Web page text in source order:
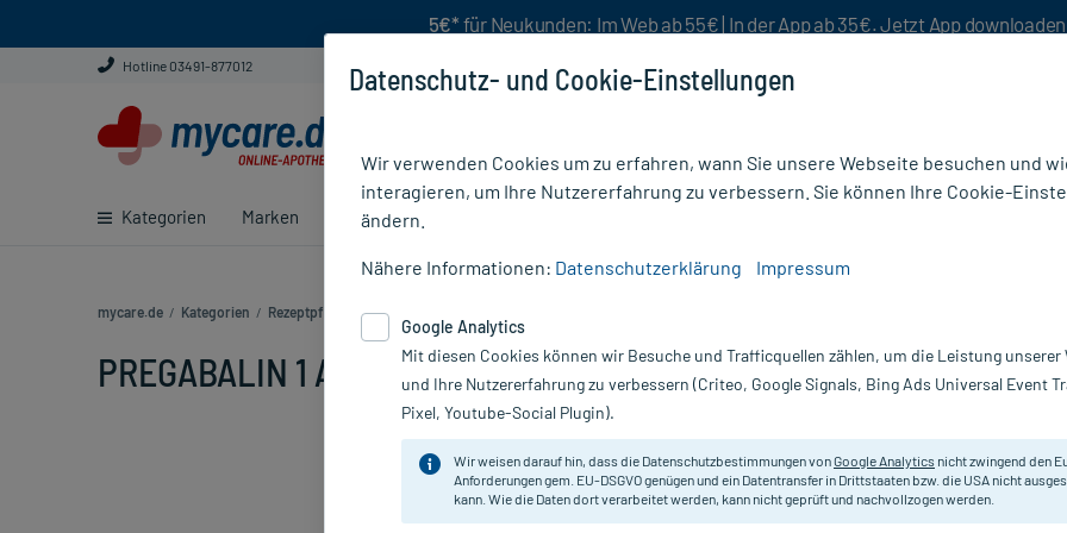
5€* für Neukunden: Im Web ab 55€ | In der App ab 35€. Jetzt App downloaden
Hotline 03491-877012
Kategorien Marken Ratgeber
mycare.de / Kategorien / Rezeptpflichtige Medikamente
PREGABALIN 1 A PHARMA200MG, 21 St PREGABALIN-1A Pharma 200 mg
Inhalt:
PZN:
Hersteller:
Datenschutz- und Cookie-Einstellungen
Wir verwenden Cookies um zu erfahren, wann Sie unsere Webseite besuchen und
interagieren, um Ihre Nutzererfahrung zu verbessern. Sie können Ihre Cookie-
ändern.
Nähere Informationen: Datenschutzerklärung Impressum
Google Analytics
Mit diesen Cookies können wir Besuche und Trafficquellen zählen, um die Leistung unserer
und Ihre Nutzererfahrung zu verbessern (Criteo, Google Signals, Bing Ads Universal Event
Pixel, Youtube-Social Plugin).
Wir weisen darauf hin, dass die Datenschutzbestimmungen vonGoogle Analytics nicht zwingend den
Anforderungen gem. EU-DSGVO genügen und ein Datentransfer in Drittstaaten bzw. die USA nicht
kann. Wie die Daten dort verarbeitet werden, kann nicht geprüft und nachvollzogen werden.